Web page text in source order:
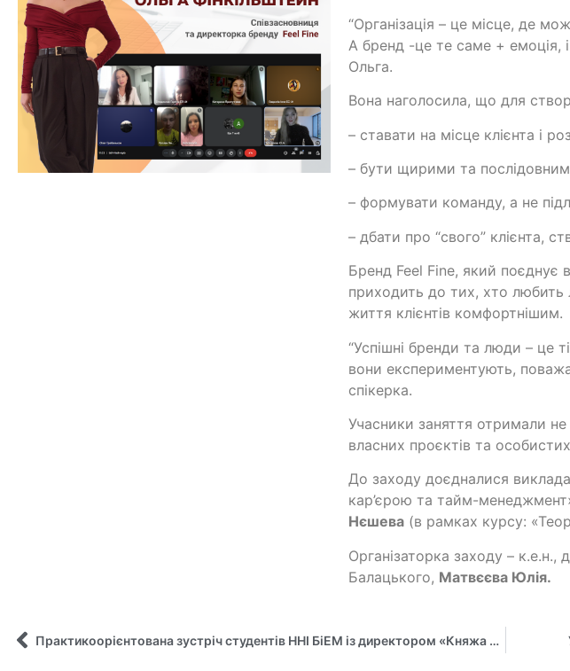
“Організація – це місце, де
А бренд -це те саме + емоція, і
Ольга.
Вона наголосила, що для
– ставати на місце клієнта і
– бути щирими та
– формувати команду, а не
– дбати про “свого” клієнта,
Бренд Feel Fine, який поєднує
приходить до тих, хто любить
життя клієнтів комфортнішим.
“Успішні бренди та люди – це
вони експериментують,
спікерка.
Учасники заняття отримали
власних проєктів та
До заходу доєдналися
кар’єрою та тайм-
Нєшева (в рамках курсу:
Організаторка заходу –
Балацького, Матвєєва Юлія.
Практикоорієнтована зустріч студентів ННІ БіЕМ із директором «Княжа VIG»: кар’єрні траєкторії та проєктний менеджмент у страховій сфері